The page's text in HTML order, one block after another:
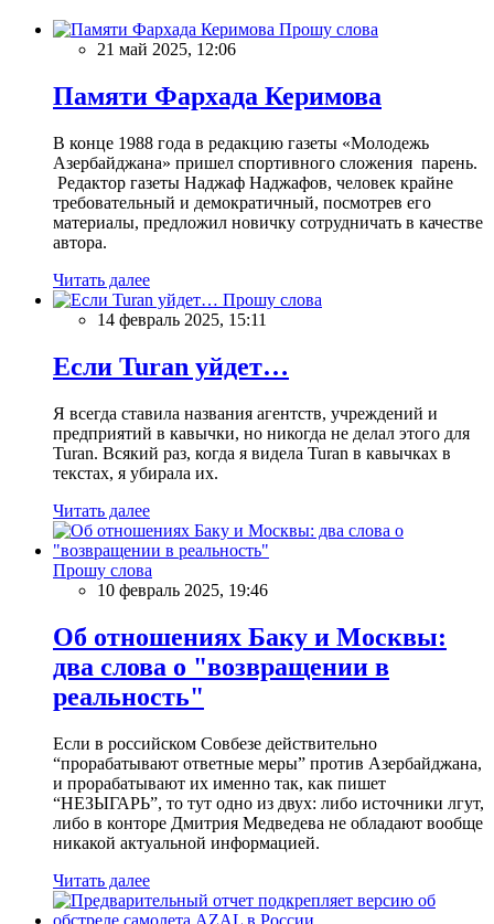
Прошу слова
21 май 2025, 12:06
Памяти Фархада Керимова
В конце 1988 года в редакцию газеты «Молодежь
Азербайджана» пришел спортивного сложения парень.
Редактор газеты Наджаф Наджафов, человек крайне
требовательный и демократичный, посмотрев его
материалы, предложил новичку сотрудничать в качестве
автора.
Читать далее
Прошу слова
14 февраль 2025, 15:11
Если Turan уйдет…
Я всегда ставила названия агентств, учреждений и
предприятий в кавычки, но никогда не делал этого для
Turan. Всякий раз, когда я видела Turan в кавычках в
текстах, я убирала их.
Читать далее
Прошу слова
10 февраль 2025, 19:46
Об отношениях Баку и Москвы:
два слова о "возвращении в
реальность"
Если в российском Совбезе действительно
“прорабатывают ответные меры” против Азербайджана,
и прорабатывают их именно так, как пишет
“НЕЗЫГАРЬ”, то тут одно из двух: либо источники лгут,
либо в конторе Дмитрия Медведева не обладают вообще
никакой актуальной информацией.
Читать далее